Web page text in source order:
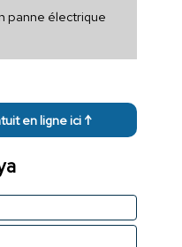
panne électrique
en ligne ici ↑